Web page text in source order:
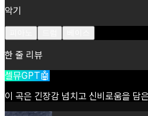
악기
한 줄 리뷰
셀뮤GPT🤖
이 곡은 긴장감 넘치고 신비로움을 담은